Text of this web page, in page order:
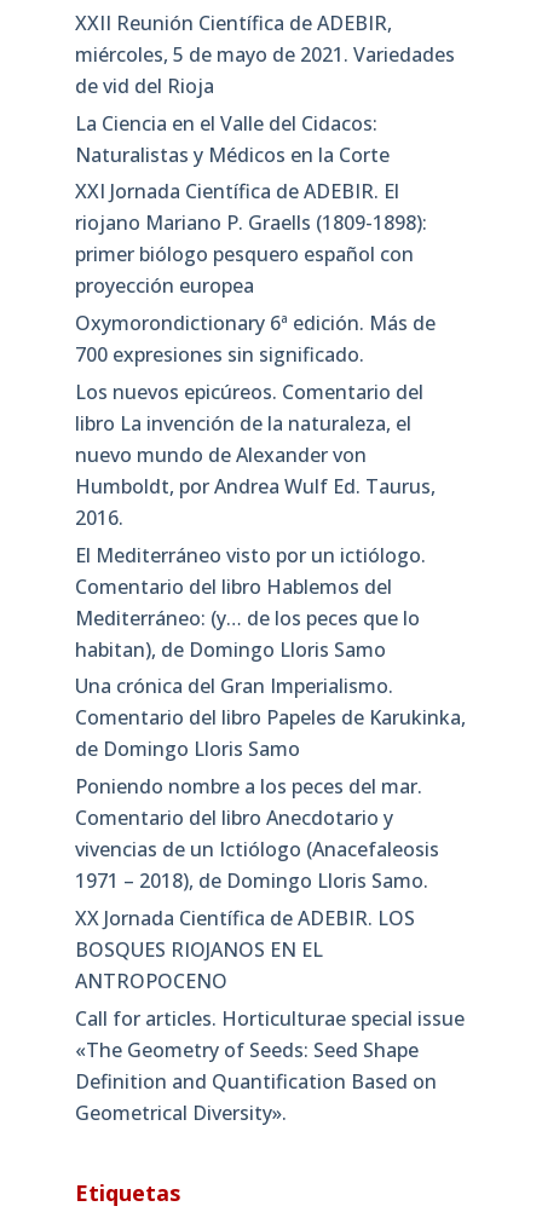
XXII Reunión Científica de ADEBIR,
miércoles, 5 de mayo de 2021. Variedades
de vid del Rioja
La Ciencia en el Valle del Cidacos:
Naturalistas y Médicos en la Corte
XXI Jornada Científica de ADEBIR. El
riojano Mariano P. Graells (1809-1898):
primer biólogo pesquero español con
proyección europea
Oxymorondictionary 6ª edición. Más de
700 expresiones sin significado.
Los nuevos epicúreos. Comentario del
libro La invención de la naturaleza, el
nuevo mundo de Alexander von
Humboldt, por Andrea Wulf Ed. Taurus,
2016.
El Mediterráneo visto por un ictiólogo.
Comentario del libro Hablemos del
Mediterráneo: (y… de los peces que lo
habitan), de Domingo Lloris Samo
Una crónica del Gran Imperialismo.
Comentario del libro Papeles de Karukinka,
de Domingo Lloris Samo
Poniendo nombre a los peces del mar.
Comentario del libro Anecdotario y
vivencias de un Ictiólogo (Anacefaleosis
1971 – 2018), de Domingo Lloris Samo.
XX Jornada Científica de ADEBIR. LOS
BOSQUES RIOJANOS EN EL
ANTROPOCENO
Call for articles. Horticulturae special issue
«The Geometry of Seeds: Seed Shape
Definition and Quantification Based on
Geometrical Diversity»​.
Etiquetas